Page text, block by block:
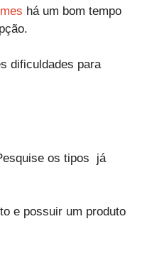
há um bom tempo
dificuldades para
os tipos já
e possuir um produto